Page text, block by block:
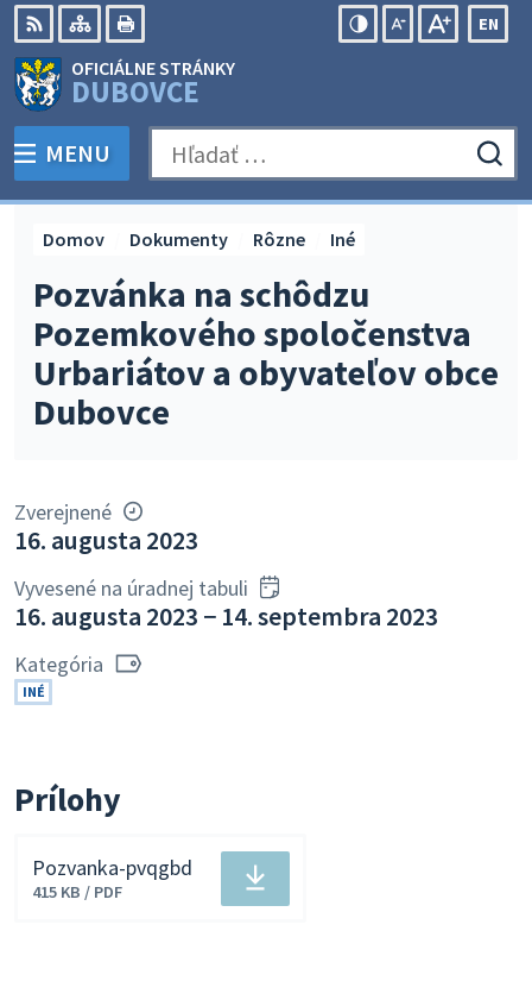
Preskočiť
na
obsah
RSS Mapa
EN
OFICIÁLNE STRÁNKY
DUBOVCE
PREPNÚŤ
MENU Hľadať:
Pozvánka na schôdzu
Pozemkového spoločenstva
Urbariátov a obyvateľov obce
Dubovce
Domov Dokumenty Rôzne Iné
Zverejnené
16. augusta 2023
Vyvesené na úradnej tabuli
16. augusta 2023 − 14. septembra 2023
Kategória
INÉ
Prílohy
Stiahnuť
Pozvanka-pvqgbd
415 KB / PDF